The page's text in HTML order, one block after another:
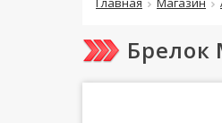
Брелок